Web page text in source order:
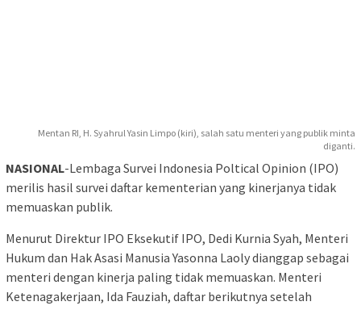
Mentan RI, H. Syahrul Yasin Limpo (kiri), salah satu menteri yang publik minta
diganti.
NASIONAL-Lembaga Survei Indonesia Poltical Opinion (IPO)
merilis hasil survei daftar kementerian yang kinerjanya tidak
memuaskan publik.
Menurut Direktur IPO Eksekutif IPO, Dedi Kurnia Syah, Menteri
Hukum dan Hak Asasi Manusia Yasonna Laoly dianggap sebagai
menteri dengan kinerja paling tidak memuaskan. Menteri
Ketenagakerjaan, Ida Fauziah, daftar berikutnya setelah